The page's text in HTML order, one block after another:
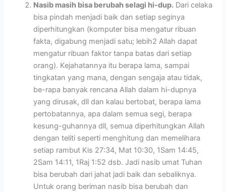
Nasib masih bisa berubah selagi hi-dup. Dari celaka
bisa pindah menjadi baik dan setiap seginya
diperhitungkan (komputer bisa mengatur ribuan
fakta, digabung menjadi satu; lebih2 Allah dapat
mengatur ribuan faktor tanpa batas dari setiap
orang). Kejahatannya itu berapa lama, sampai
tingkatan yang mana, dengan sengaja atau tidak,
be-rapa banyak rencana Allah dalam hi-dupnya
yang dirusak, dll dan kalau bertobat, berapa lama
pertobatannya, apa dalam semua segi, berapa
kesung-guhannya dll, semua diperhitungkan Allah
dengan teliti seperti menghitung dan memelihara
setiap rambut Kis 27:34, Mat 10:30, 1Sam 14:45,
2Sam 14:11, 1Raj 1:52 dsb. Jadi nasib umat Tuhan
bisa berubah dari jahat jadi baik dan sebaliknya.
Untuk orang beriman nasib bisa berubah dan